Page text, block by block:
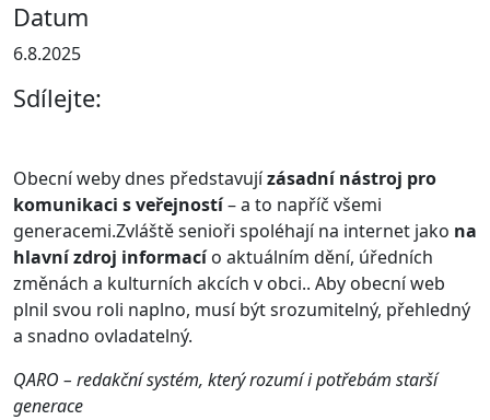
Datum
6.8.2025
Sdílejte:
Obecní weby dnes představujízásadní nástroj pro
komunikaci s veřejností– a to napříč všemi
generacemi.Zvláště senioři spoléhají na internet jako na
hlavní zdroj informacío aktuálním dění, úředních
změnách a kulturních akcích v obci.. Aby obecní web
plnil svou roli naplno, musí být srozumitelný, přehledný
a snadno ovladatelný.
QARO – redakční systém, který rozumí i potřebám starší
generace